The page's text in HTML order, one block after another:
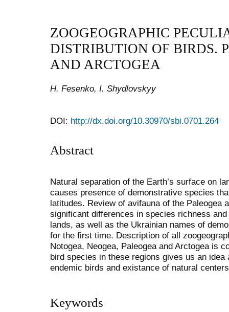
ZOOGEOGRAPHIC
DISTRIBUTION OF BIRDS.
AND ARCTOGEA
H. Fesenko, I. Shydlovskyy
DOI: http://dx.doi.org/10.30970/sbi.0701.264
Abstract
Natural separation of the Earth’s surface on
causes presence of demonstrative species
latitudes. Review of avifauna of the Paleogea
significant differences in species richness
lands, as well as the Ukrainian names of
for the first time. Description of all
Notogea, Neogea, Paleogea and Arctogea is
bird species in these regions gives us an
endemic birds and existance of natural
Keywords